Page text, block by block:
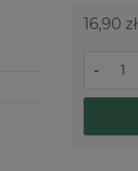
16,90 zł
-